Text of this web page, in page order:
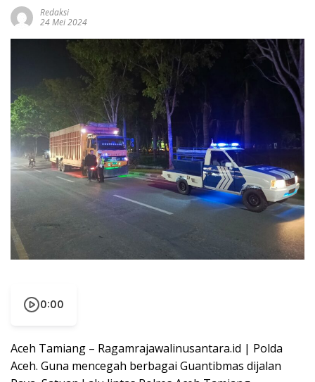
Redaksi
24 Mei 2024
0:00
Aceh Tamiang – Ragamrajawalinusantara.id | Polda
Aceh. Guna mencegah berbagai Guantibmas dijalan